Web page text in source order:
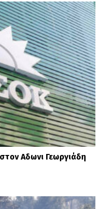
Αδωνι Γεωργιάδη